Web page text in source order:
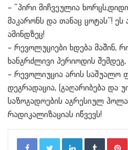
– “პირი მიჩვეულია
მაკარონს და თანაც ცოტას”! ეს
ამინდზეც!
– რევოლუციები ხდება მაშინ,
ხანგრძლივი პერიოდის შემდეგ,
– რევოლიუცია არის საშუალო
დეგრადაცია, (გაღარიბება და
საზოგადოების აგრესიულ
რადიკალიზაციას იწვევს!
LinkedInTumblr